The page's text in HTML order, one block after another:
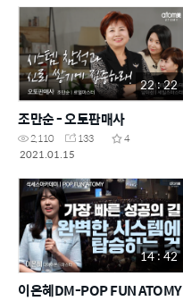
22 : 22
조만순 - 오토판매사
2,110 133
4
2021.01.15
14 : 42
이은혜DM-POP FUN ATOMY